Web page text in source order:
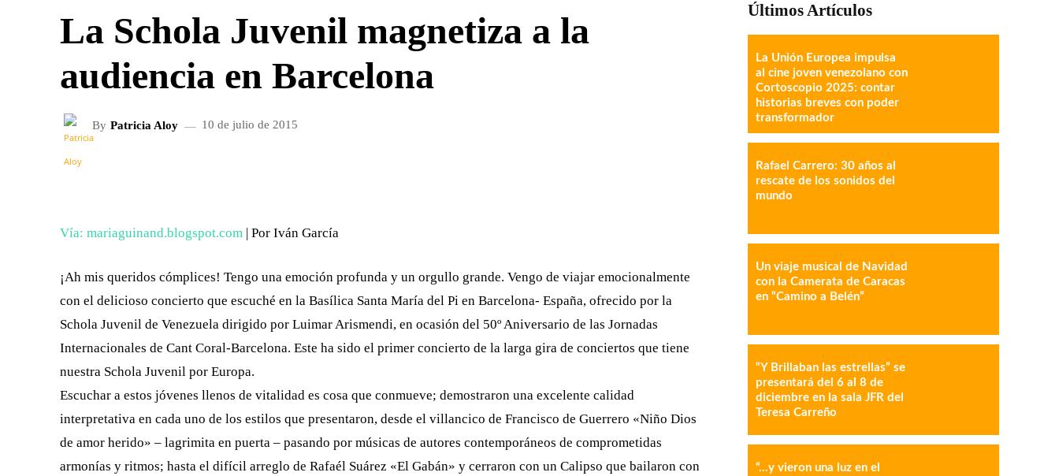
La Schola Juvenil magnetiza a la
audiencia en Barcelona
By Patricia Aloy 10 de julio de 2015
IMPRESIÓN COPY URL
Vía: mariaguinand.blogspot.com | Por Iván García
¡Ah mis queridos cómplices! Tengo una emoción profunda y un orgullo grande. Vengo de viajar emocionalmente
con el delicioso concierto que escuché en la Basílica Santa María del Pi en Barcelona- España, ofrecido por la
Schola Juvenil de Venezuela dirigido por Luimar Arismendi, en ocasión del 50º Aniversario de las Jornadas
Internacionales de Cant Coral-Barcelona. Este ha sido el primer concierto de la larga gira de conciertos que tiene
nuestra Schola Juvenil por Europa.
Escuchar a estos jóvenes llenos de vitalidad es cosa que conmueve; demostraron una excelente calidad
interpretativa en cada uno de los estilos que presentaron, desde el villancico de Francisco de Guerrero «Niño Dios
de amor herido» – lagrimita en puerta – pasando por músicas de autores contemporáneos de comprometidas
armonías y ritmos; hasta el difícil arreglo de Rafaél Suárez «El Gabán» y cerraron con un Calipso que bailaron con
Últimos Artículos
La Unión Europea impulsa
al cine joven venezolano con
Cortoscopio 2025: contar
historias breves con poder
transformador
Rafael Carrero: 30 años al
rescate de los sonidos del
mundo
Un viaje musical de Navidad
con la Camerata de Caracas
en “Camino a Belén”
“Y Brillaban las estrellas” se
presentará del 6 al 8 de
diciembre en la sala JFR del
Teresa Carreño
“…y vieron una luz en el